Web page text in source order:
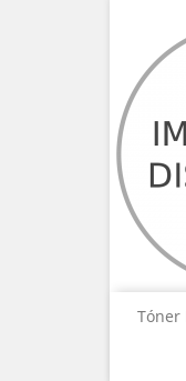
Tóner